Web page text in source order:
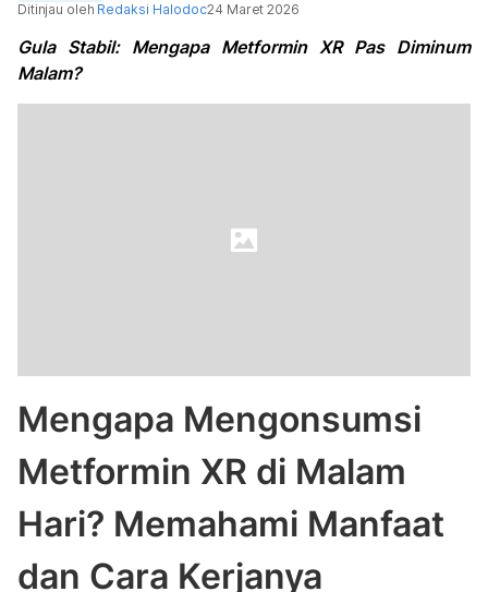
Ditinjau oleh Redaksi Halodoc24 Maret 2026
Gula Stabil: Mengapa Metformin XR Pas Diminum
Malam?
Mengapa Mengonsumsi
Metformin XR di Malam
Hari? Memahami Manfaat
dan Cara Kerjanya